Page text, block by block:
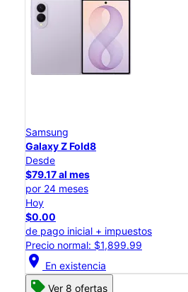
Samsung
Galaxy Z Fold8
Desde
$79.17 al mes
por 24 meses
Hoy
$0.00
de pago inicial + impuestos
Precio normal: $1,899.99
location_on En existencia
Ver 8 ofertas